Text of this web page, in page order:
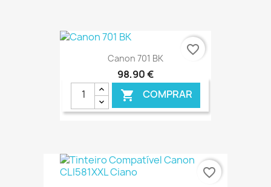
Canon 701 BK
98,90 €
 COMPRAR
€ ONLINE
favorite_border
favorite_border